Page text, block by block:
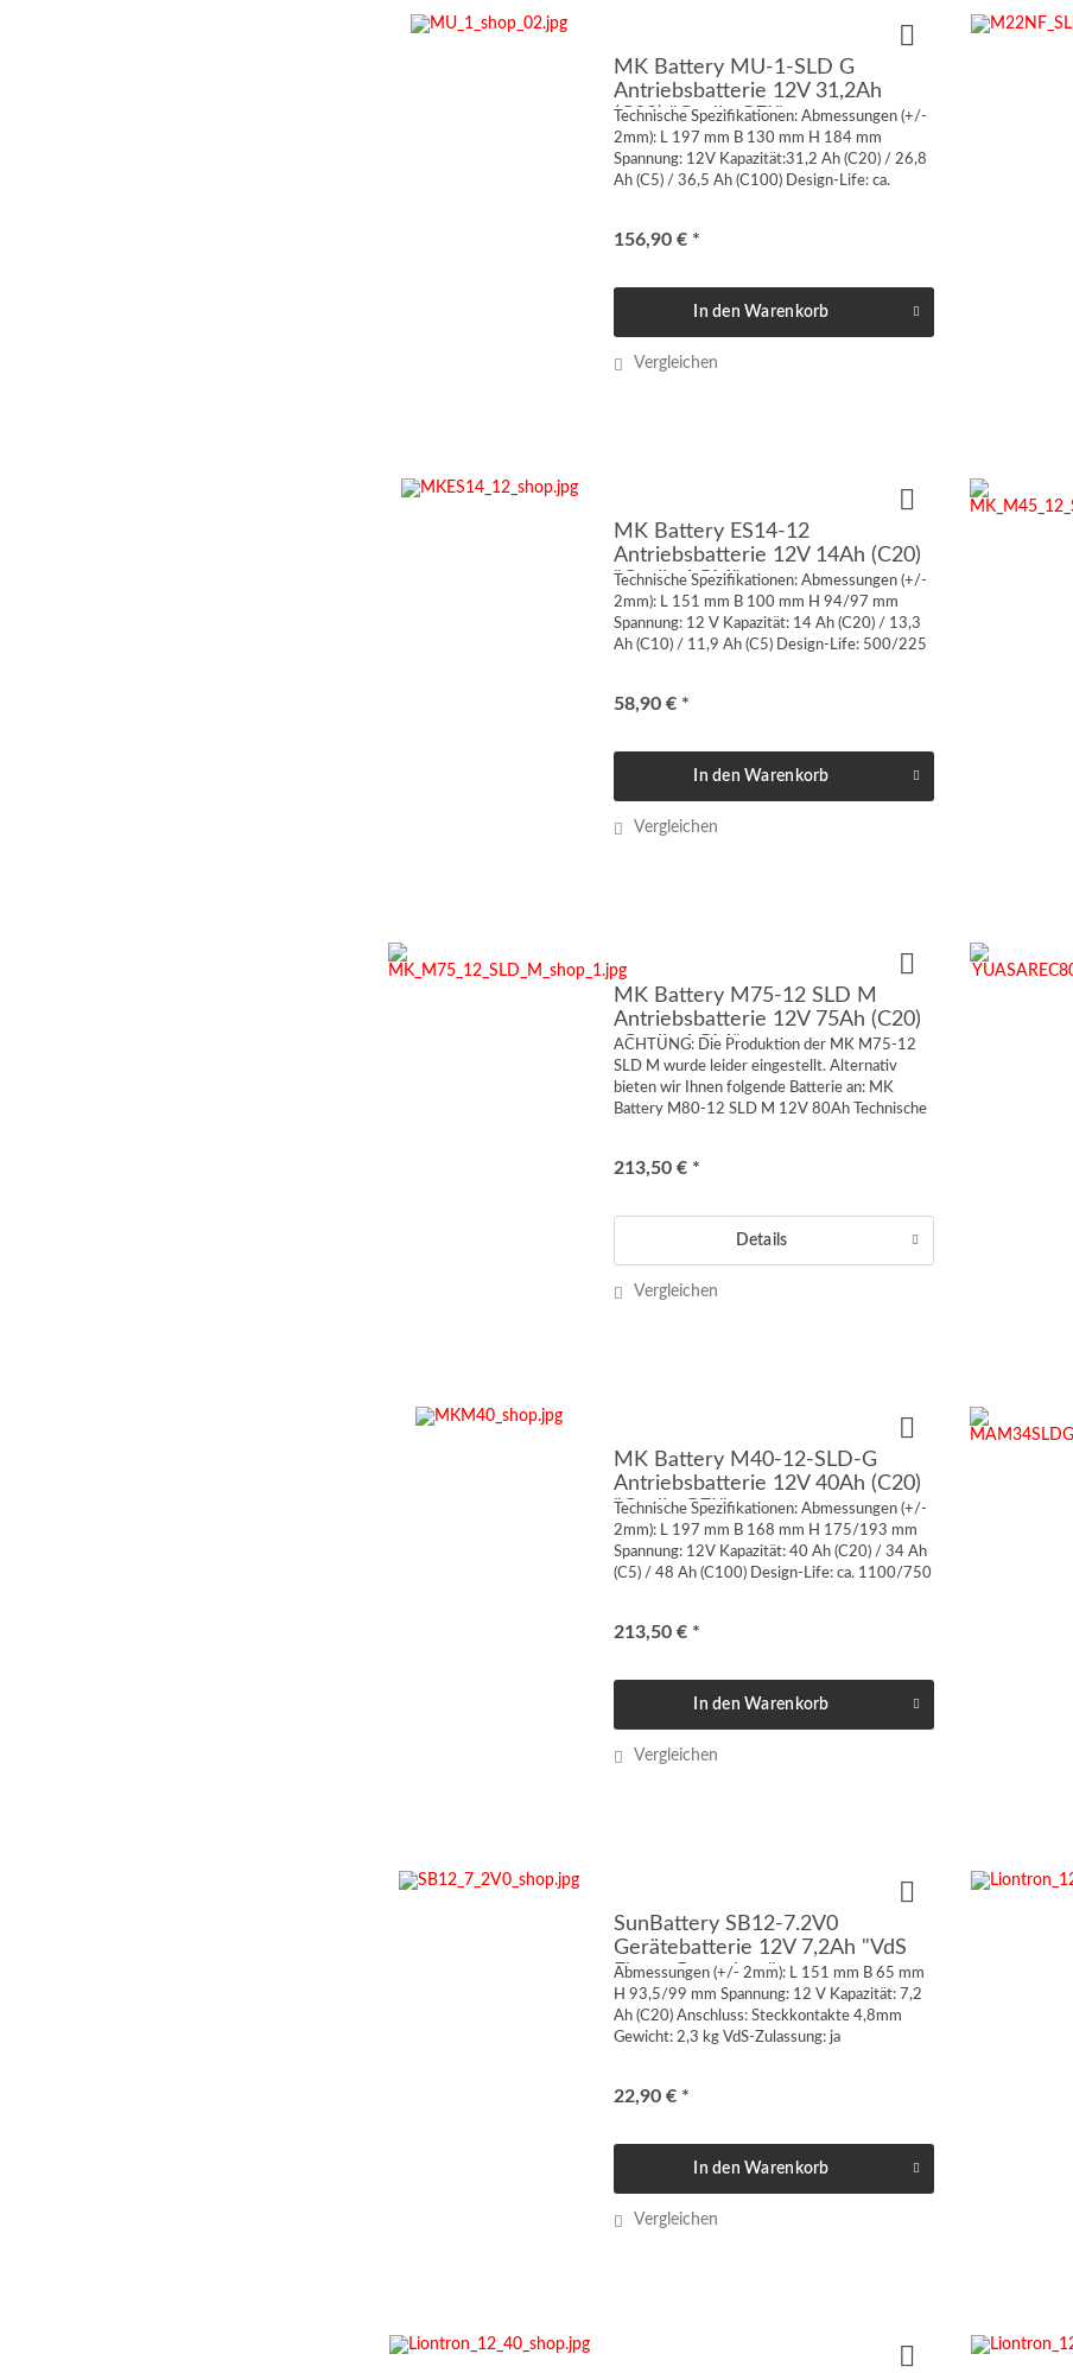
MK Battery MU-1-SLD G
Antriebsbatterie 12V 31,2Ah
(C20) "Cyclic GEL"
Technische Spezifikationen: Abmessungen (+/-
2mm): L 197 mm B 130 mm H 184 mm
Spannung: 12V Kapazität:31,2 Ah (C20) / 26,8
Ah (C5) / 36,5 Ah (C100) Design-Life: ca.
156,90 € *
In den Warenkorb
Vergleichen
MK Battery ES14-12
Antriebsbatterie 12V 14Ah (C20)
"Cyclic AGM"
Technische Spezifikationen: Abmessungen (+/-
2mm): L 151 mm B 100 mm H 94/97 mm
Spannung: 12 V Kapazität: 14 Ah (C20) / 13,3
Ah (C10) / 11,9 Ah (C5) Design-Life: 500/225
58,90 € *
In den Warenkorb
Vergleichen
MK Battery M75-12 SLD M
Antriebsbatterie 12V 75Ah (C20)
„Cyclic AGM“
ACHTUNG: Die Produktion der MK M75-12
SLD M wurde leider eingestellt. Alternativ
bieten wir Ihnen folgende Batterie an: MK
Battery M80-12 SLD M 12V 80Ah Technische
213,50 € *
Details
Vergleichen
MK Battery M40-12-SLD-G
Antriebsbatterie 12V 40Ah (C20)
"Cyclic GEL"
Technische Spezifikationen: Abmessungen (+/-
2mm): L 197 mm B 168 mm H 175/193 mm
Spannung: 12V Kapazität: 40 Ah (C20) / 34 Ah
(C5) / 48 Ah (C100) Design-Life: ca. 1100/750
213,50 € *
In den Warenkorb
Vergleichen
SunBattery SB12-7.2V0
Gerätebatterie 12V 7,2Ah "VdS
Flame Retardant"
Abmessungen (+/- 2mm): L 151 mm B 65 mm
H 93,5/99 mm Spannung: 12 V Kapazität: 7,2
Ah (C20) Anschluss: Steckkontakte 4,8mm
Gewicht: 2,3 kg VdS-Zulassung: ja
22,90 € *
In den Warenkorb
Vergleichen